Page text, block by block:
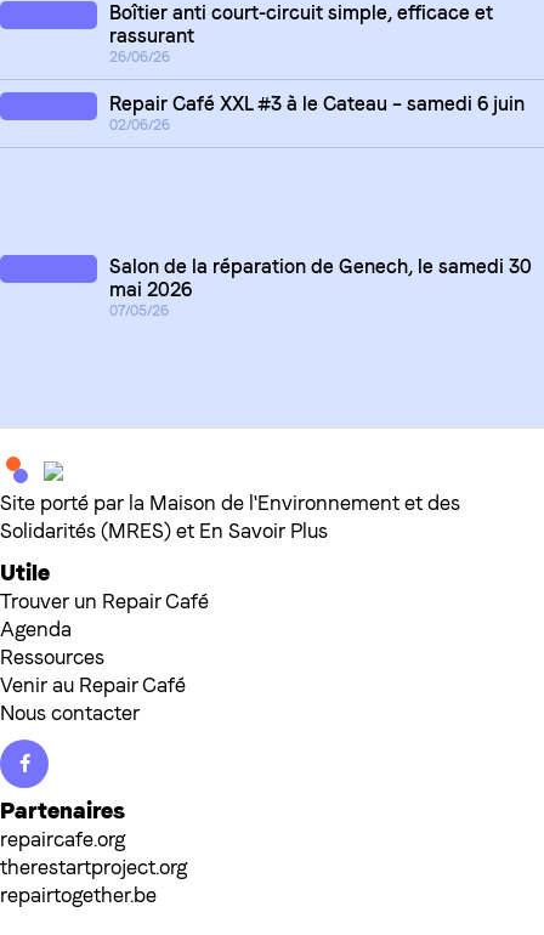
Boîtier anti court-circuit simple, efficace et
rassurant
26/06/26
Repair Café XXL #3 à le Cateau – samedi 6 juin
02/06/26
Salon de la réparation de Genech, le samedi 30
mai 2026
07/05/26
Site porté par la Maison de l'Environnement et des
Solidarités (MRES) et En Savoir Plus
Utile
Trouver un Repair Café
Agenda
Ressources
Venir au Repair Café
Nous contacter
Facebook
Partenaires
repaircafe.org
therestartproject.org
repairtogether.be